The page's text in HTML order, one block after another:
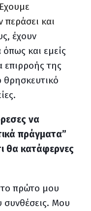
και
έχουν
όπως και εμείς
της
θρησκευτικό
να
πράγματα”
θα κατάφερνες
πρώτο μου
συνθέσεις. Μου